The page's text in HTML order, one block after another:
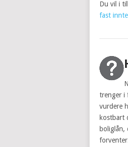
Du vil i
fast
trenger i
vurdere
kostbart
boliglån,